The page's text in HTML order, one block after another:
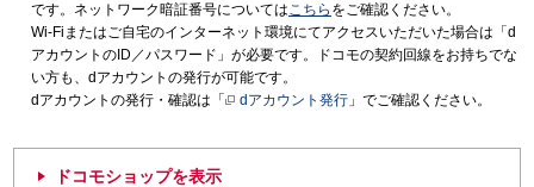
です。ネットワーク暗証番号についてはこちら をご確認ください。
Wi-Fiまたはご自宅のインターネット環境にてアクセスいただいた場合は「d
アカウントのID／パスワード」が必要です。ドコモの契約回線をお持ちでな
い方も、dアカウントの発行が可能です。
dアカウントの発行・確認は「
dアカウント発行 」でご確認ください。
ドコモショップを表示